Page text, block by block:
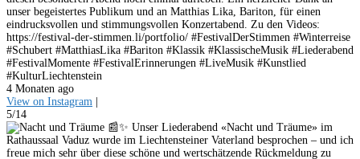
unser begeistertes Publikum und an Matthias Lika, Bariton, für einen
eindrucksvollen und stimmungsvollen Konzertabend. Zu den Videos:
https://festival-der-stimmen.li/portfolio/ #FestivalDerStimmen #Winterreise
#Schubert #MatthiasLika #Bariton #Klassik #KlassischeMusik #Liederabend
#FestivalMomente #FestivalErinnerungen #LiveMusik #Kunstlied
#KulturLiechtenstein
4 Monaten ago
View on Instagram |
5/14